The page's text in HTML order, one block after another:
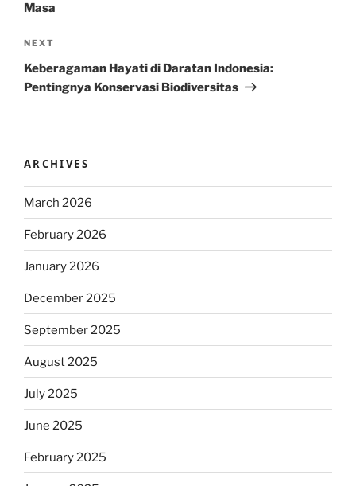
Masa
Next
Post
NEXT
Keberagaman Hayati di Daratan Indonesia:
Pentingnya Konservasi Biodiversitas
ARCHIVES
March 2026
February 2026
January 2026
December 2025
September 2025
August 2025
July 2025
June 2025
February 2025